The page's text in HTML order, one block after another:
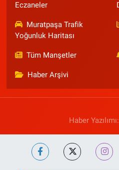
Eczaneler
Muratpaşa Trafik
Yoğunluk Haritası
Tüm Manşetler
Haber Arşivi
Haber Yazılımı: